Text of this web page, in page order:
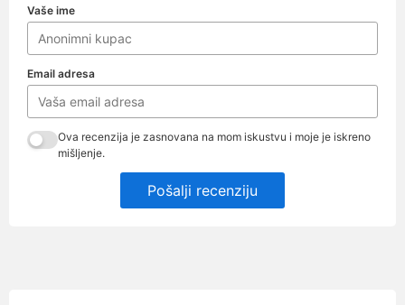
Vaše ime
Email adresa
Ova recenzija je zasnovana na mom iskustvu i moje je iskreno
mišljenje.
Pošalji recenziju